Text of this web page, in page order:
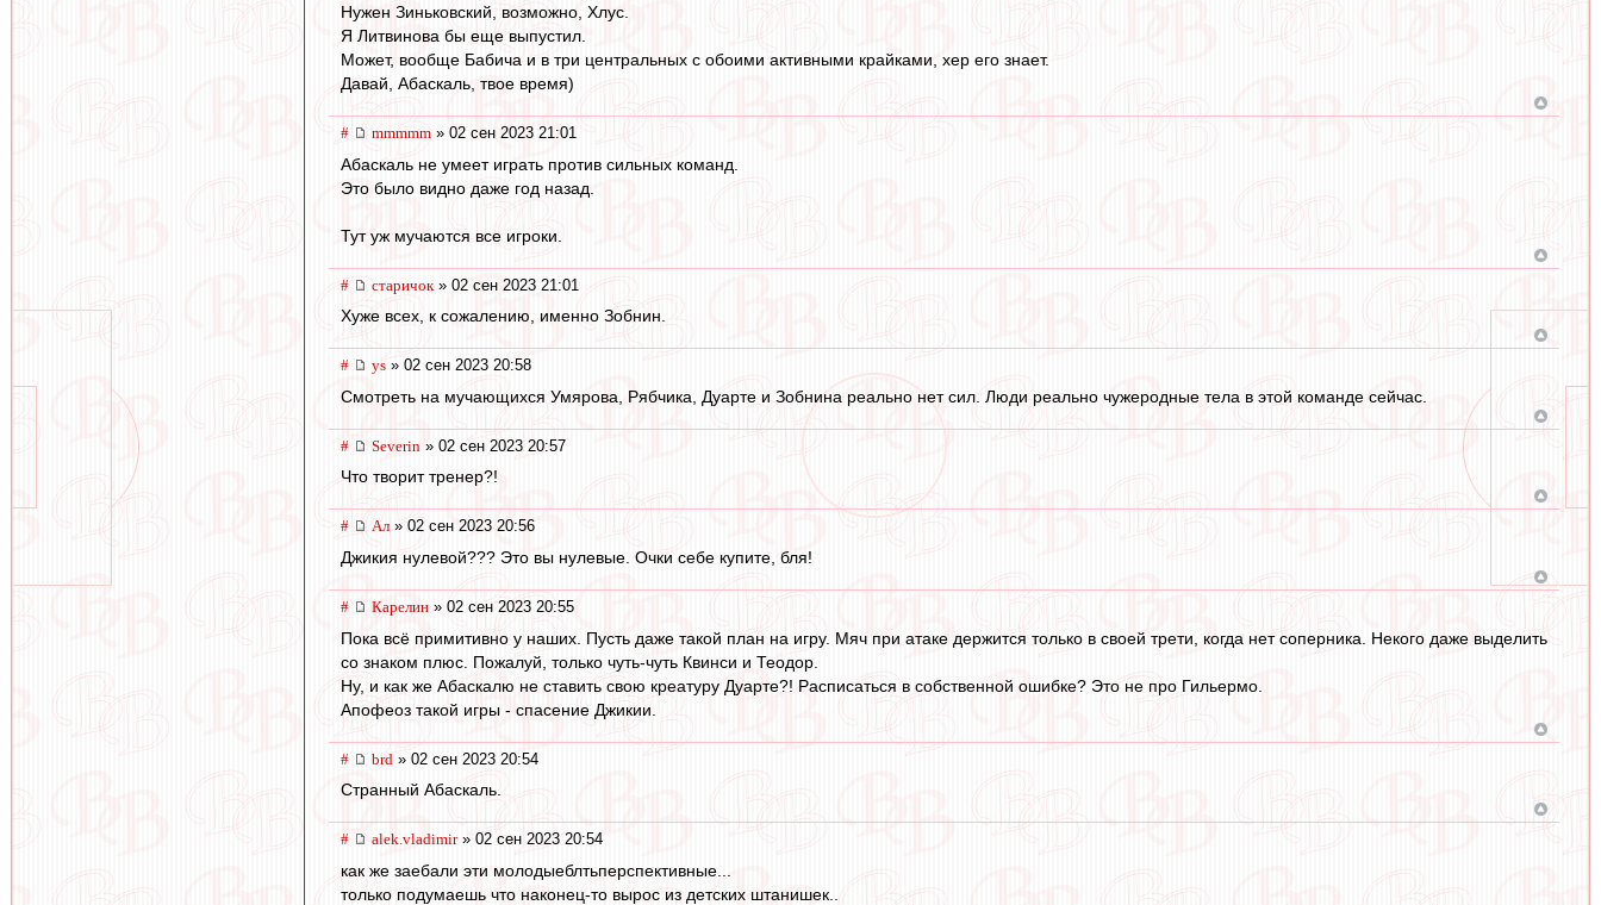
Нужен Зиньковский, возможно, Хлус.
Я Литвинова бы еще выпустил.
Может, вообще Бабича и в три центральных с обоими активными крайками, хер его знает.
Давай, Абаскаль, твое время)
# mmmmm » 02 сен 2023 21:01
Абаскаль не умеет играть против сильных команд.
Это было видно даже год назад.
Тут уж мучаются все игроки.
# старичок » 02 сен 2023 21:01
Хуже всех, к сожалению, именно Зобнин.
# ys » 02 сен 2023 20:58
Смотреть на мучающихся Умярова, Рябчика, Дуарте и Зобнина реально нет сил. Люди реально чужеродные тела в этой команде сейчас.
# Severin » 02 сен 2023 20:57
Что творит тренер?!
# Ал» 02 сен 2023 20:56
Джикия нулевой??? Это вы нулевые. Очки себе купите, бля!
# Карелин » 02 сен 2023 20:55
Пока всё примитивно у наших. Пусть даже такой план на игру. Мяч при атаке держится только в своей трети, когда нет соперника. Некого даже выделить
со знаком плюс. Пожалуй, только чуть-чуть Квинси и Теодор.
Ну, и как же Абаскалю не ставить свою креатуру Дуарте?! Расписаться в собственной ошибке? Это не про Гильермо.
Апофеоз такой игры - спасение Джикии.
# brd » 02 сен 2023 20:54
Странный Абаскаль.
# alek.vladimir» 02 сен 2023 20:54
как же заебали эти молодыеблтьперспективные...
только подумаешь что наконец-то вырос из детских штанишек..